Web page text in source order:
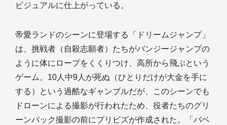
ビジュアルに仕上がっている。
帝愛ランドのシーンに登場する「ドリームジャンプ」
は、挑戦者（自殺志願者）たちがバンジージャンプの
ように体にロープをくくりつけ、高所から飛ぶという
ゲーム。10人中9人が死ぬ（ひとりだけが大金を手に
する）という過酷なギャンブルだが、このシーンでも
ドローンによる撮影が行われたため、役者たちのグリ
ーンバック撮影の前にプリビズが作成された。「バベ